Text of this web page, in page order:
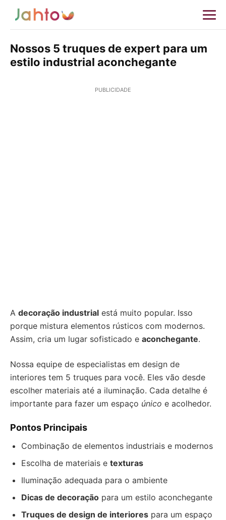
Nossos 5 truques de expert para um
estilo industrial aconchegante
PUBLICIDADE
A decoração industrial está muito popular. Isso
porque mistura elementos rústicos com modernos.
Assim, cria um lugar sofisticado e aconchegante.
Nossa equipe de especialistas em design de
interiores tem 5 truques para você. Eles vão desde
escolher materiais até a iluminação. Cada detalhe é
importante para fazer um espaço único e acolhedor.
Pontos Principais
Combinação de elementos industriais e modernos
Escolha de materiais e texturas
Iluminação adequada para o ambiente
Dicas de decoração para um estilo aconchegante
Truques de design de interiores para um espaço